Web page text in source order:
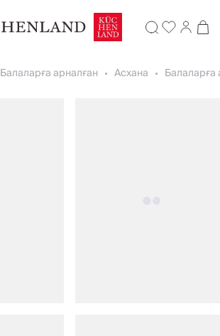
Балаларға арналған Асхана